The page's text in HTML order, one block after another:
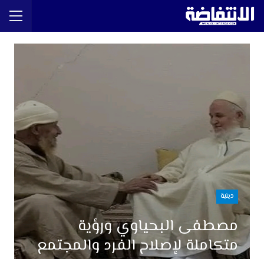
دينية
مصطفى البحياوي ورؤية
متكاملة لإصلاح الفرد والمجتمع